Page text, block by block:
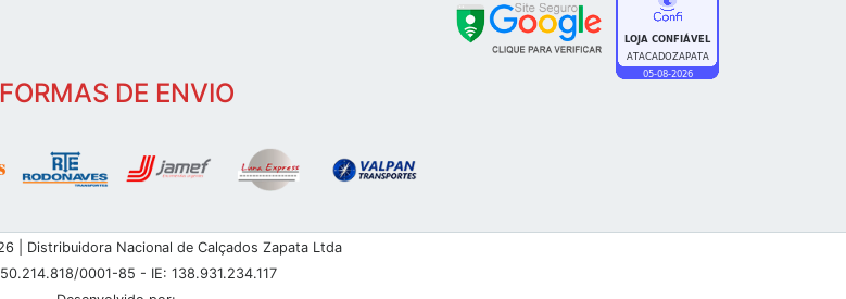
FORMAS DE ENVIO
| Distribuidora Nacional de Calçados Zapata Ltda
0001-85 - IE: 138.931.234.117